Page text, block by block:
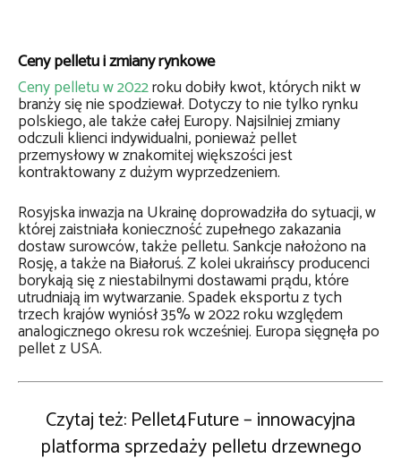
Ceny pelletu i zmiany rynkowe
Ceny pelletu w 2022roku dobiły kwot, których nikt w
branży się nie spodziewał. Dotyczy to nie tylko rynku
polskiego, ale także całej Europy. Najsilniej zmiany
odczuli klienci indywidualni, ponieważ pellet
przemysłowy w znakomitej większości jest
kontraktowany z dużym wyprzedzeniem.
Rosyjska inwazja na Ukrainę doprowadziła do sytuacji, w
której zaistniała konieczność zupełnego zakazania
dostaw surowców, także pelletu. Sankcje nałożono na
Rosję, a także na Białoruś. Z kolei ukraińscy producenci
borykają się z niestabilnymi dostawami prądu, które
utrudniają im wytwarzanie. Spadek eksportu z tych
trzech krajów wyniósł 35% w 2022 roku względem
analogicznego okresu rok wcześniej. Europa sięgnęła po
pellet z USA.
Czytaj też: Pellet4Future – innowacyjna
platforma sprzedaży pelletu drzewnego